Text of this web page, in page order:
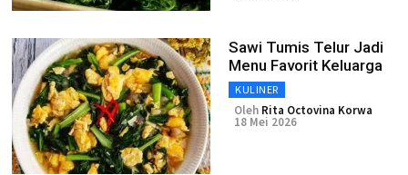
Sawi Tumis Telur Jadi
Menu Favorit Keluarga
KULINER
Oleh Rita Octovina Korwa
18 Mei 2026